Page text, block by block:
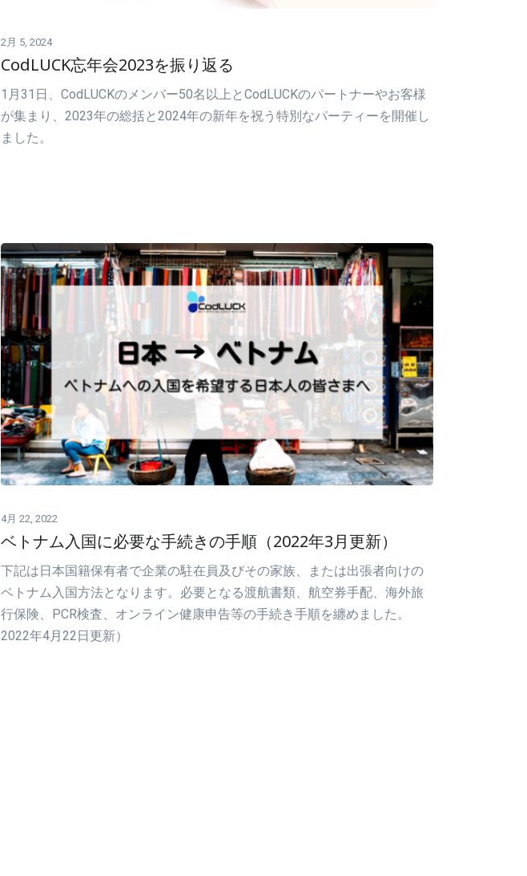
2月 5, 2024
CodLUCK忘年会2023を振り返る
1月31日、CodLUCKのメンバー50名以上とCodLUCKのパートナーやお客様
が集まり、2023年の総括と2024年の新年を祝う特別なパーティーを開催し
ました。
4月 22, 2022
ベトナム入国に必要な手続きの手順（2022年3月更新）
下記は日本国籍保有者で企業の駐在員及びその家族、または出張者向けの
ベトナム入国方法となります。必要となる渡航書類、航空券手配、海外旅
行保険、PCR検査、オンライン健康申告等の手続き手順を纏めました。
2022年4月22日更新）